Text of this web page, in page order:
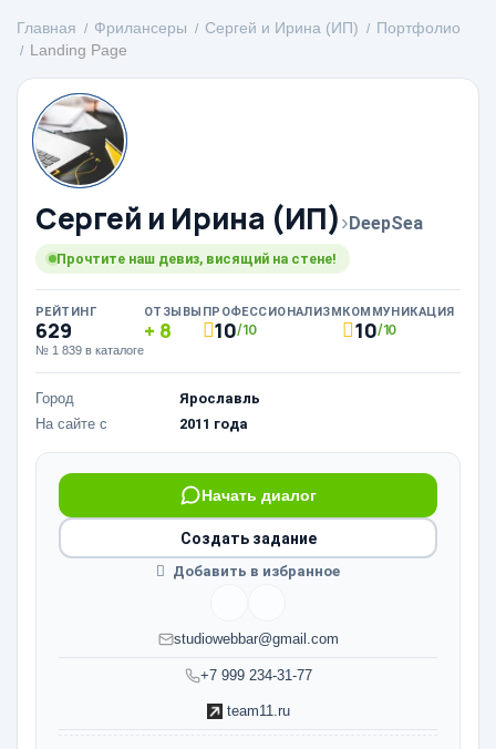
Главная Фрилансеры Сергей и Ирина (ИП)
Портфолио
Landing Page
Сергей и Ирина (ИП)›DeepSea
Прочтите наш девиз, висящий на стене!
РЕЙТИНГ
629
№ 1 839 в каталоге
ОТЗЫВЫ
8
ПРОФЕССИОНАЛИЗМ
10/10
КОММУНИКАЦИЯ
10/10
Город
Ярославль
На сайте с
2011 года
+7 999 234-31-77
Начать диалог
studiowebbar@gmail.com
team11.ru
Создать задание
Добавить в избранное